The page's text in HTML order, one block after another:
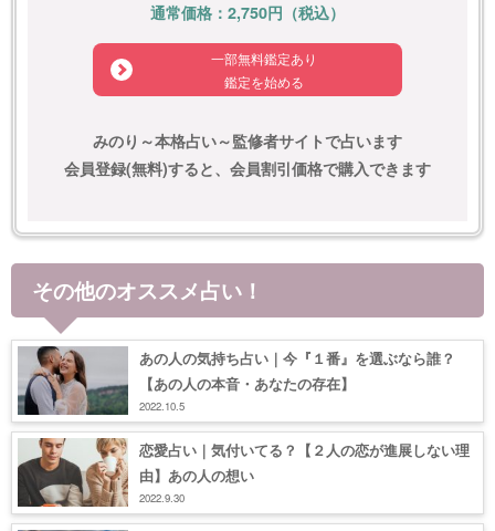
通常価格：2,750円（税込）
一部無料鑑定あり
鑑定を始める
みのり～本格占い～監修者サイトで占います
会員登録(無料)すると、会員割引価格で購入できます
その他のオススメ占い！
あの人の気持ち占い｜今『１番』を選ぶなら誰？
【あの人の本音・あなたの存在】
2022.10.5
恋愛占い｜気付いてる？【２人の恋が進展しない理
由】あの人の想い
2022.9.30